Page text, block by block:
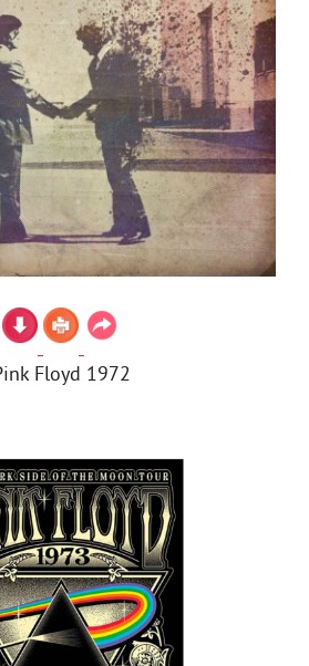
Floyd 1972